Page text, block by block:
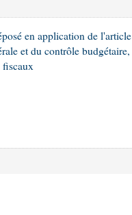
en application de l'article
et du contrôle budgétaire,
fiscaux